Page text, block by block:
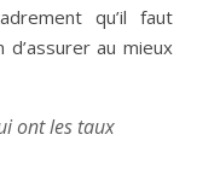
qu’il faut
au mieux
ont les taux